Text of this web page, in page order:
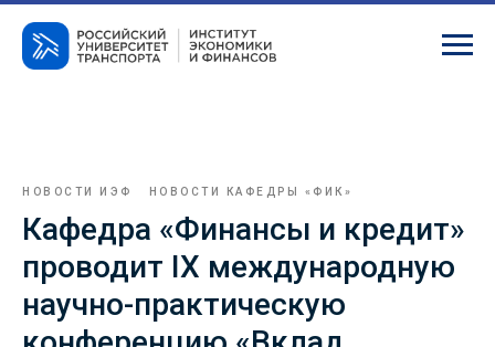
НОВОСТИ ИЭФ НОВОСТИ КАФЕДРЫ «ФИК»
Кафедра «Финансы и кредит»
проводит IX международную
научно-практическую